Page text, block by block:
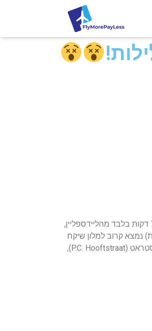
הדיל כולל טיסות ישירות לאמסטרדם ומלון 3* הנמצא במרכז אמסטרדם שוכן ב-2 בניינים היסטוריים משוחזרים מול הוונדלפארק במרחק של כ-7 דקות בלבד מהליידספליין,
נמצא קרוב למלון שיקח
אתכם בקלות לראות את כי העיר למרות שהמיקום של המלון מאפשר לכם לעשות הכל ברגל! המלון נמצא במרחק של 150 מטרים מ-פי.סי הופטסטראט (P.C. Hooftstraat),